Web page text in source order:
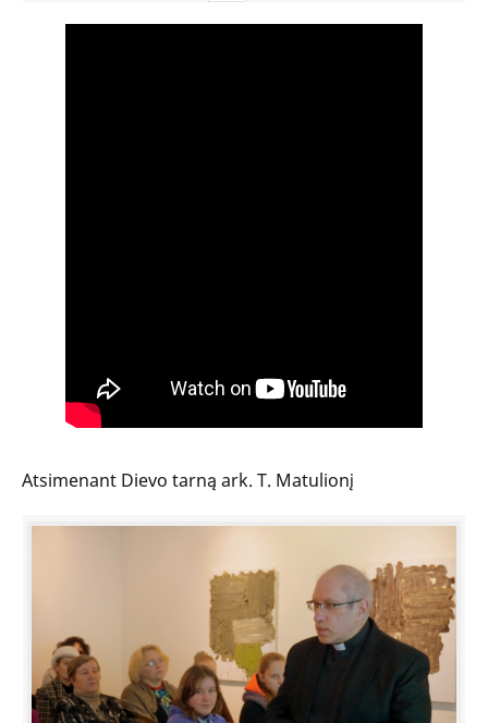
Atsimenant Dievo tarną ark. T. Matulionį